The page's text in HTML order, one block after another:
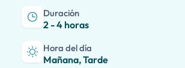
Duración
2 - 4 horas
Hora del día
Mañana, Tarde